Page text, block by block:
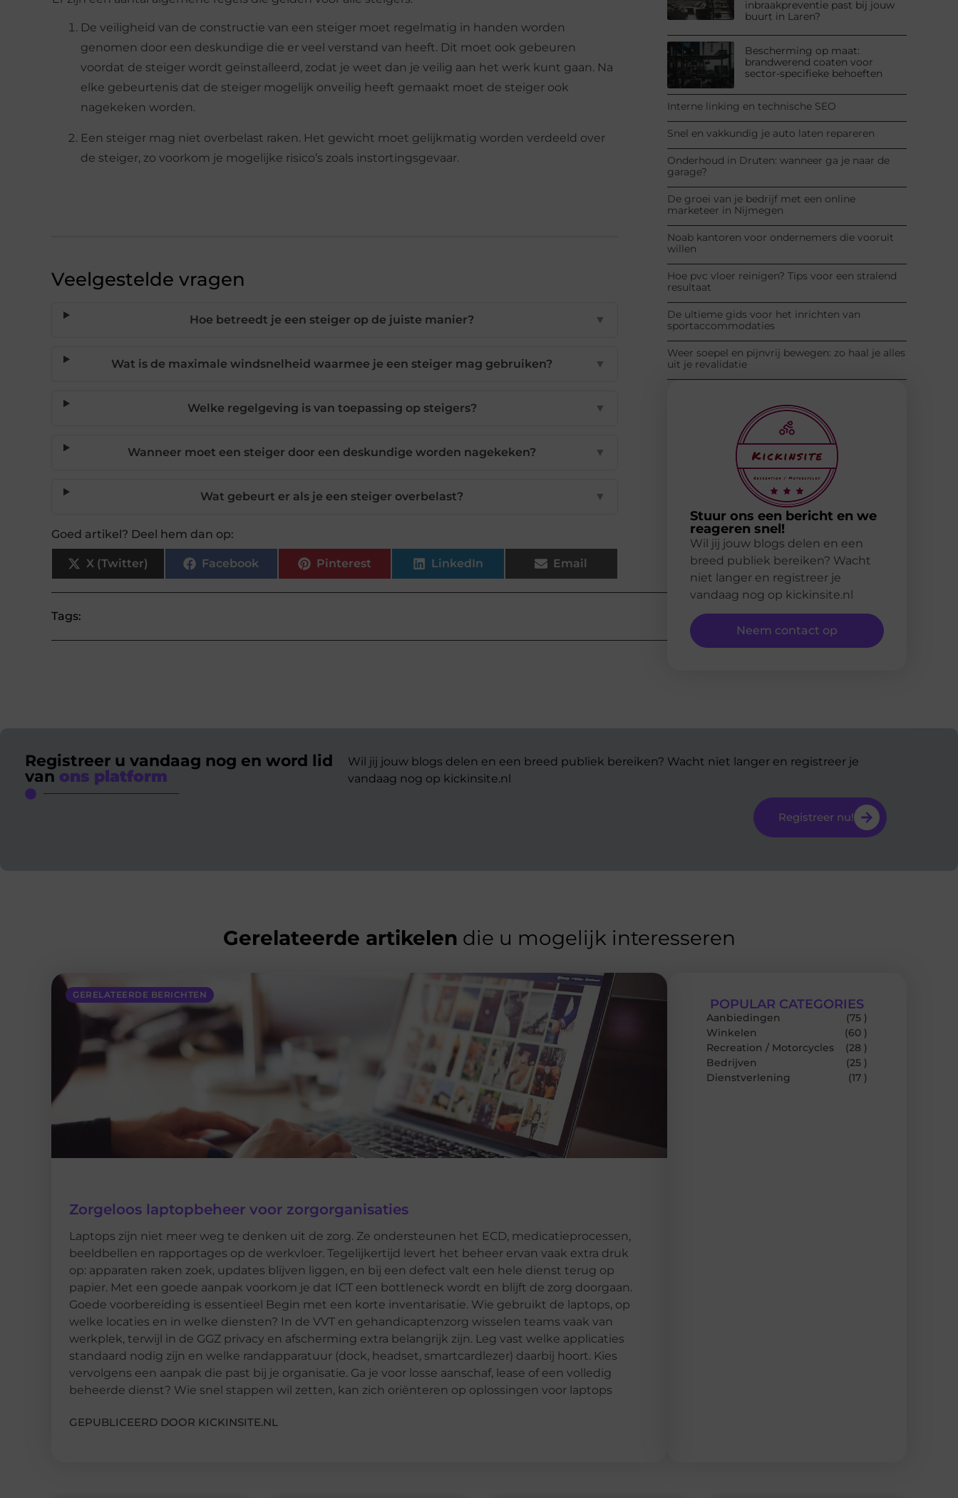
De veiligheid van de constructie van een steiger moet regelmatig in handen worden
genomen door een deskundige die er veel verstand van heeft. Dit moet ook gebeuren
voordat de steiger wordt geïnstalleerd, zodat je weet dan je veilig aan het werk kunt gaan. Na
elke gebeurtenis dat de steiger mogelijk onveilig heeft gemaakt moet de steiger ook
nagekeken worden.
Een steiger mag niet overbelast raken. Het gewicht moet gelijkmatig worden verdeeld over
de steiger, zo voorkom je mogelijke risico’s zoals instortingsgevaar.
Veelgestelde vragen
Hoe betreedt je een steiger op de juiste manier? ▼
Wat is de maximale windsnelheid waarmee je een steiger mag gebruiken? ▼
Welke regelgeving is van toepassing op steigers? ▼
Wanneer moet een steiger door een deskundige worden nagekeken? ▼
Wat gebeurt er als je een steiger overbelast? ▼
Goed artikel? Deel hem dan op:
X (Twitter) Facebook Pinterest LinkedIn Email
Tags:
inbraakpreventie past bij jouw
buurt in Laren?
Bescherming op maat:
brandwerend coaten voor
sector-specifieke behoeften
Interne linking en technische SEO
Snel en vakkundig je auto laten repareren
Onderhoud in Druten: wanneer ga je naar de
garage?
De groei van je bedrijf met een online
marketeer in Nijmegen
Noab kantoren voor ondernemers die vooruit
willen
Hoe pvc vloer reinigen? Tips voor een stralend
resultaat
De ultieme gids voor het inrichten van
sportaccommodaties
Weer soepel en pijnvrij bewegen: zo haal je alles
uit je revalidatie
Stuur ons een bericht en we
reageren snel!
Wil jij jouw blogs delen en een
breed publiek bereiken? Wacht
niet langer en registreer je
vandaag nog op kickinsite.nl
Neem contact op
Registreer u vandaag nog en word lid
van ons platform
Wil jij jouw blogs delen en een breed publiek bereiken? Wacht niet langer en registreer je
vandaag nog op kickinsite.nl
Registreer nu!
Gerelateerde artikelen die u mogelijk interesseren
GERELATEERDE BERICHTEN
Zorgeloos laptopbeheer voor zorgorganisaties
Laptops zijn niet meer weg te denken uit de zorg. Ze ondersteunen het ECD, medicatieprocessen,
beeldbellen en rapportages op de werkvloer. Tegelijkertijd levert het beheer ervan vaak extra druk
op: apparaten raken zoek, updates blijven liggen, en bij een defect valt een hele dienst terug op
papier. Met een goede aanpak voorkom je dat ICT een bottleneck wordt en blijft de zorg doorgaan.
Goede voorbereiding is essentieel Begin met een korte inventarisatie. Wie gebruikt de laptops, op
welke locaties en in welke diensten? In de VVT en gehandicaptenzorg wisselen teams vaak van
werkplek, terwijl in de GGZ privacy en afscherming extra belangrijk zijn. Leg vast welke applicaties
standaard nodig zijn en welke randapparatuur (dock, headset, smartcardlezer) daarbij hoort. Kies
vervolgens een aanpak die past bij je organisatie. Ga je voor losse aanschaf, lease of een volledig
beheerde dienst? Wie snel stappen wil zetten, kan zich oriënteren op oplossingen voor laptops
GEPUBLICEERD DOOR KICKINSITE.NL
POPULAR CATEGORIES
Aanbiedingen
(75 )
Winkelen
(60 )
Recreation / Motorcycles
(28 )
Bedrijven
(25 )
Dienstverlening
(17 )